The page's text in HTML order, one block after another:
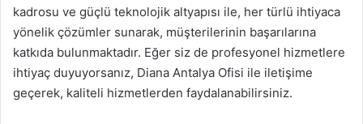
kadrosu ve güçlü teknolojik altyapısı ile, her türlü ihtiyaca
yönelik çözümler sunarak, müşterilerinin başarılarına
katkıda bulunmaktadır. Eğer siz de profesyonel hizmetlere
ihtiyaç duyuyorsanız, Diana Antalya Ofisi ile iletişime
geçerek, kaliteli hizmetlerden faydalanabilirsiniz.